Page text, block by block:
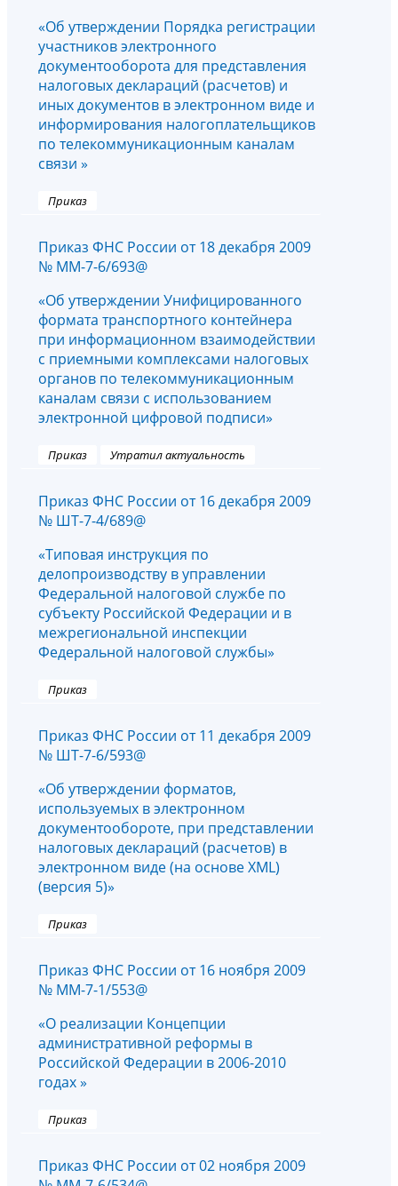
«Об утверждении Порядка регистрации
участников электронного
документооборота для представления
налоговых деклараций (расчетов) и
иных документов в электронном виде и
информирования налогоплательщиков
по телекоммуникационным каналам
связи »
Приказ
Приказ ФНС России от 18 декабря 2009
№ ММ-7-6/693@
«Об утверждении Унифицированного
формата транспортного контейнера
при информационном взаимодействии
с приемными комплексами налоговых
органов по телекоммуникационным
каналам связи с использованием
электронной цифровой подписи»
Приказ Утратил актуальность
Приказ ФНС России от 16 декабря 2009
№ ШТ-7-4/689@
«Типовая инструкция по
делопроизводству в управлении
Федеральной налоговой службе по
субъекту Российской Федерации и в
межрегиональной инспекции
Федеральной налоговой службы»
Приказ
Приказ ФНС России от 11 декабря 2009
№ ШТ-7-6/593@
«Об утверждении форматов,
используемых в электронном
документообороте, при представлении
налоговых деклараций (расчетов) в
электронном виде (на основе XML)
(версия 5)»
Приказ
Приказ ФНС России от 16 ноября 2009
№ ММ-7-1/553@
«О реализации Концепции
административной реформы в
Российской Федерации в 2006-2010
годах »
Приказ
Приказ ФНС России от 02 ноября 2009